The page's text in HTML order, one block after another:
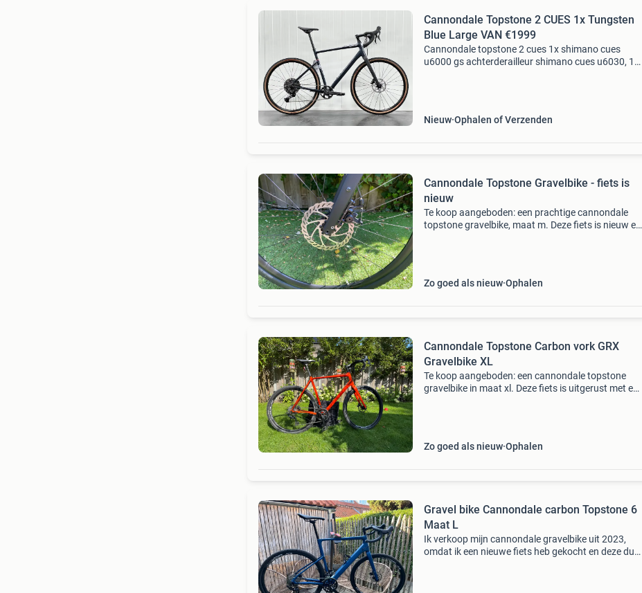
Cannondale Topstone 2 CUES 1x Tungsten
Blue Large VAN €1999
Cannondale topstone 2 cues 1x shimano cues
u6000 gs achterderailleur shimano cues u6030, 11-
Nieuw Ophalen of Verzenden
Cannondale Topstone Gravelbike - fiets is
nieuw
Te koop aangeboden: een prachtige cannondale
topstone gravelbike, maat m. Deze fiets is nieuw en
Zo goed als nieuw Ophalen
Cannondale Topstone Carbon vork GRX
Gravelbike XL
Te koop aangeboden: een cannondale topstone
gravelbike in maat xl. Deze fiets is uitgerust met een
Zo goed als nieuw Ophalen
Gravel bike Cannondale carbon Topstone 6
Maat L
Ik verkoop mijn cannondale gravelbike uit 2023,
omdat ik een nieuwe fiets heb gekocht en deze dus